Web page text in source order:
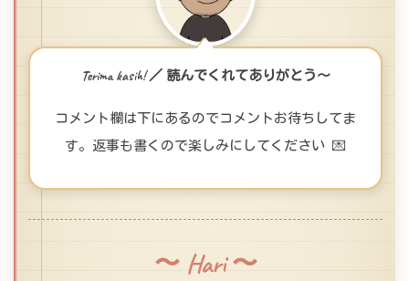
Terima kasih! ／ 読んでくれてありがとう〜
コメント欄は下にあるのでコメントお待ちしてま
す。返事も書くので楽しみにしてください 💌
〜 Hari 〜